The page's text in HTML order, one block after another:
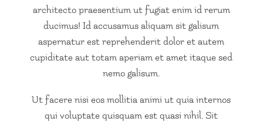
architecto praesentium ut fugiat enim id rerum
ducimus! Id accusamus aliquam sit galisum
aspernatur est reprehenderit dolor et autem
cupiditate aut totam aperiam et amet itaque sed
nemo galisum.
Ut facere nisi eos mollitia animi ut quia internos
qui voluptate quisquam est quasi nihil. Sit